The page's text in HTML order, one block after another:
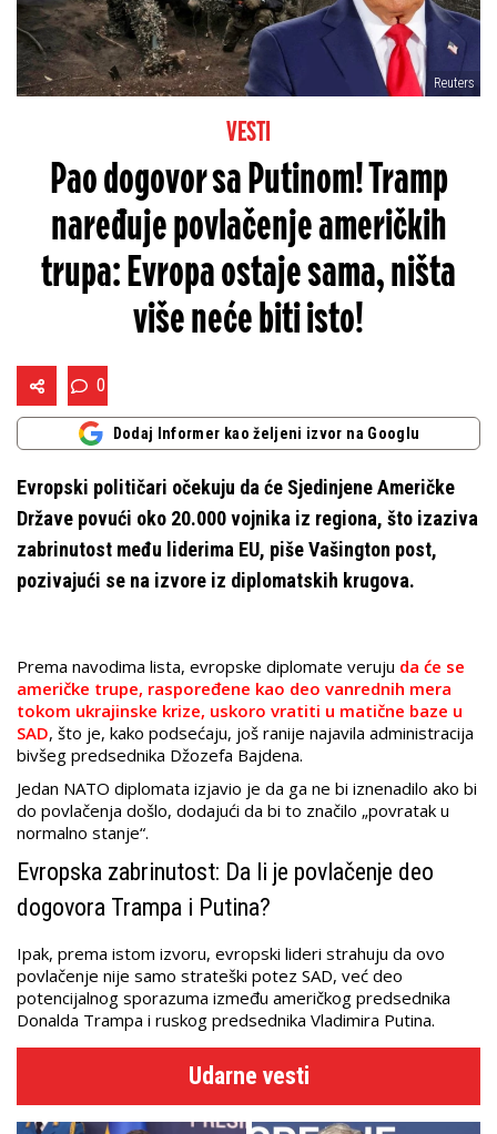
Reuters
VESTI
Pao dogovor sa Putinom! Tramp
naređuje povlačenje američkih
trupa: Evropa ostaje sama, ništa
više neće biti isto!
0
Dodaj Informer kao željeni izvor na Googlu
Evropski političari očekuju da će Sjedinjene Američke
Države povući oko 20.000 vojnika iz regiona, što izaziva
zabrinutost među liderima EU, piše Vašington post,
pozivajući se na izvore iz diplomatskih krugova.
Prema navodima lista, evropske diplomate veruju da će se
američke trupe, raspoređene kao deo vanrednih mera
tokom ukrajinske krize, uskoro vratiti u matične baze u
SAD, što je, kako podsećaju, još ranije najavila administracija
bivšeg predsednika Džozefa Bajdena.
Jedan NATO diplomata izjavio je da ga ne bi iznenadilo ako bi
do povlačenja došlo, dodajući da bi to značilo „povratak u
normalno stanje“.
Evropska zabrinutost: Da li je povlačenje deo
dogovora Trampa i Putina?
Ipak, prema istom izvoru, evropski lideri strahuju da ovo
povlačenje nije samo strateški potez SAD, već deo
potencijalnog sporazuma između američkog predsednika
Donalda Trampa i ruskog predsednika Vladimira Putina.
Udarne vesti